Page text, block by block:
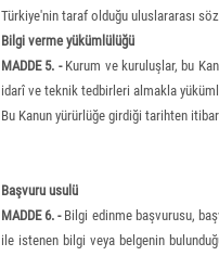
Türkiye'nin taraf olduğu uluslararası
Bilgi verme yükümlülüğü
MADDE 5. -Kurum ve kuruluşlar, bu
idarî ve teknik tedbirleri almakla
Bu Kanun yürürlüğe girdiği tarihten
Başvuru usulü
MADDE 6. -Bilgi edinme başvurusu,
ile istenen bilgi veya belgenin